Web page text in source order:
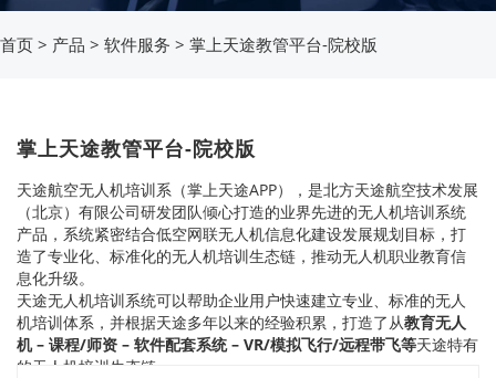
首页 > 产品 > 软件服务 > 掌上天途教管平台-院校版
掌上天途教管平台-院校版
天途航空无人机培训系（掌上天途APP），是北方天途航空技术发展
（北京）有限公司研发团队倾心打造的业界先进的无人机培训系统
产品，系统紧密结合低空网联无人机信息化建设发展规划目标，打
造了专业化、标准化的无人机培训生态链，推动无人机职业教育信
息化升级。
天途无人机培训系统可以帮助企业用户快速建立专业、标准的无人
机培训体系，并根据天途多年以来的经验积累，打造了从教育无人
机 – 课程/师资 – 软件配套系统 – VR/模拟飞行/远程带飞等天途特有
的无人机培训生态链。